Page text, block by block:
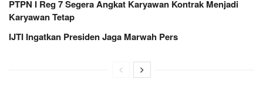
PTPN I Reg 7 Segera Angkat Karyawan Kontrak Menjadi
Karyawan Tetap
IJTI Ingatkan Presiden Jaga Marwah Pers